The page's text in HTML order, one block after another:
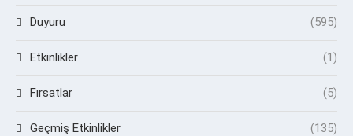
Duyuru (595)
Etkinlikler (1)
Fırsatlar (5)
Geçmiş Etkinlikler (135)